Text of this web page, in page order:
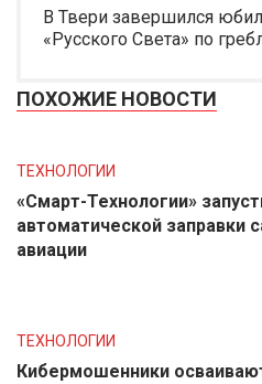
В Твери завершился
«Русского Света» по
ПОХОЖИЕ НОВОСТИ
ТЕХНОЛОГИИ
«Смарт-Технологии»
автоматической заправки
авиации
ТЕХНОЛОГИИ
Кибермошенники